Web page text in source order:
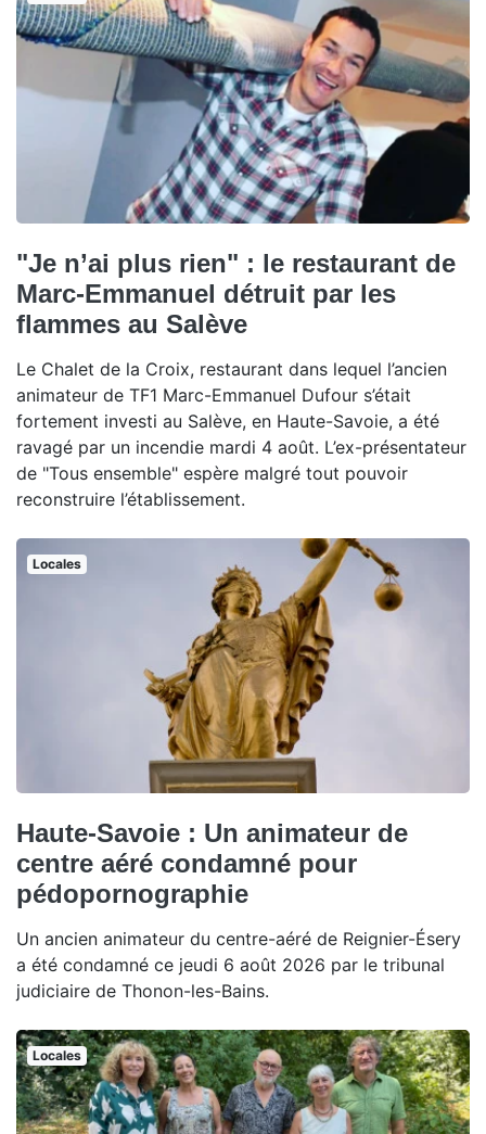
"Je n’ai plus rien" : le restaurant de
Marc-Emmanuel détruit par les
flammes au Salève
Le Chalet de la Croix, restaurant dans lequel l’ancien
animateur de TF1 Marc-Emmanuel Dufour s’était
fortement investi au Salève, en Haute-Savoie, a été
ravagé par un incendie mardi 4 août. L’ex-présentateur
de "Tous ensemble" espère malgré tout pouvoir
reconstruire l’établissement.
Locales
Haute-Savoie : Un animateur de
centre aéré condamné pour
pédopornographie
Un ancien animateur du centre-aéré de Reignier-Ésery
a été condamné ce jeudi 6 août 2026 par le tribunal
judiciaire de Thonon-les-Bains.
Locales